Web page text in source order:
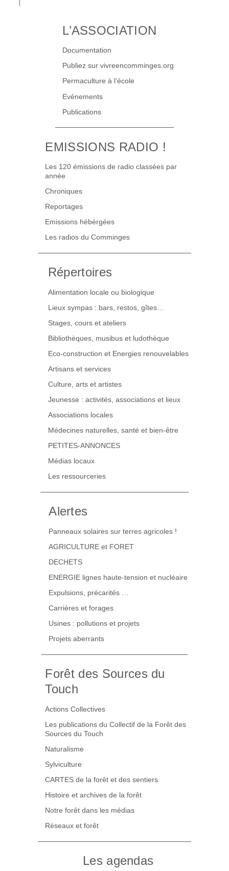
L’ASSOCIATION
Documentation
Publiez sur vivreencomminges.org
Permaculture à l’école
Evénements
Publications
EMISSIONS RADIO !
Les 120 émissions de radio classées par
année
Chroniques
Reportages
Emissions hébérgées
Les radios du Comminges
Répertoires
Alimentation locale ou biologique
Lieux sympas : bars, restos, gîtes…
Stages, cours et ateliers
Bibliothèques, musibus et ludothèque
Eco-construction et Energies renouvelables
Artisans et services
Culture, arts et artistes
Jeunesse : activités, associations et lieux
Associations locales
Médecines naturelles, santé et bien-être
PETITES-ANNONCES
Médias locaux
Les ressourceries
Alertes
Panneaux solaires sur terres agricoles !
AGRICULTURE et FORET
DECHETS
ENERGIE lignes haute-tension et nucléaire
Expulsions, précarités …
Carrières et forages
Usines : pollutions et projets
Projets aberrants
Forêt des Sources du
Touch
Actions Collectives
Les publications du Collectif de la Forêt des
Sources du Touch
Naturalisme
Sylviculture
CARTES de la forêt et des sentiers
Histoire et archives de la forêt
Notre forêt dans les médias
Réseaux et forêt
Les agendas